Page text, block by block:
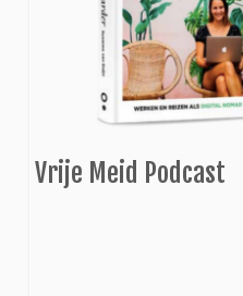
Vrije Meid Podcast